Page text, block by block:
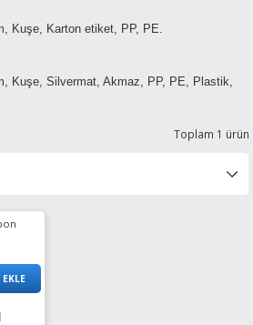
Kuşe, Karton etiket, PP, PE.
Kuşe, Silvermat, Akmaz, PP, PE, Plastik,
Toplam 1 ürün
EKLE